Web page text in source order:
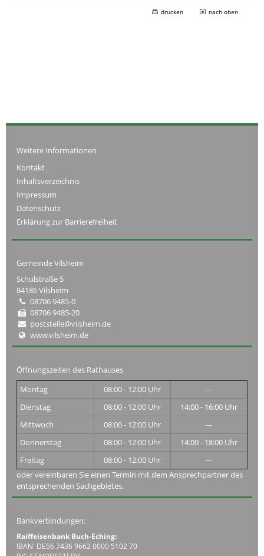
drucken nach oben
Weitere Informationen
Kontakt
Inhaltsverzeichnis
Impressum
Datenschutz
Erklärung zur Barrierefreiheit
Gemeinde Vilsheim
Schulstraße 5
84186 Vilsheim
08706 9485-0
08706 9485-20
poststelle@vilsheim.de
www.vilsheim.de
Öffnungszeiten des Rathauses
Montag
08:00 - 12:00 Uhr
---
Dienstag
08:00 - 12:00 Uhr
14:00 - 16:00 Uhr
Mittwoch
08:00 - 12:00 Uhr
---
Donnerstag
08:00 - 12:00 Uhr
14:00 - 18:00 Uhr
Freitag
08:00 - 12:00 Uhr
---
oder vereinbaren Sie einen Termin mit dem Ansprechpartner des
entsprechenden Sachgebietes.
Bankverbindungen:
Raiffeisenbank Buch-Eching:
IBAN DE56 7436 9662 0000 5102 70